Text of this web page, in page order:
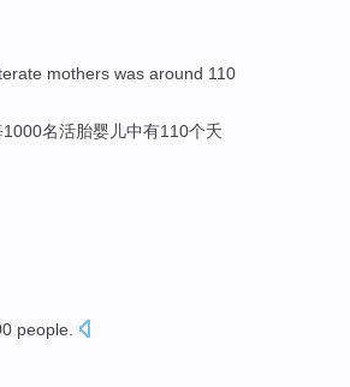
mothers was around 110
1000名活胎婴儿中有110个夭
people.